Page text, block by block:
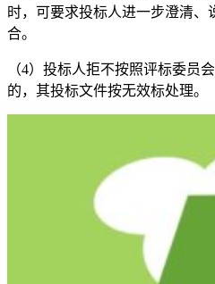
时，可要求投标人进一步澄清
合。
（4）投标人拒不按照评标委员
的，其投标文件按无效标处理。